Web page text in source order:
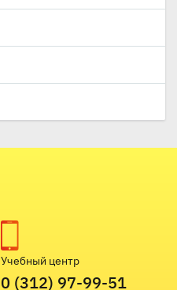
Учебный центр
0 (312) 97-99-51